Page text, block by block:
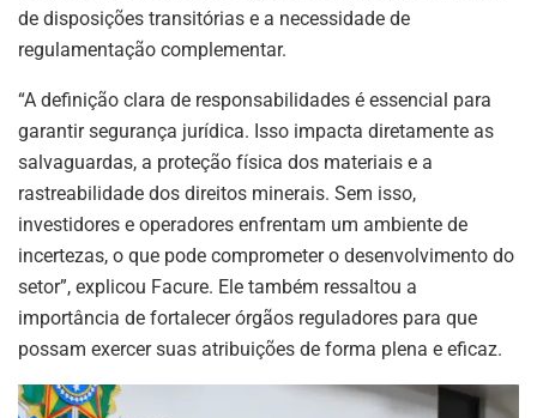
de disposições transitórias e a necessidade de
regulamentação complementar.
“A definição clara de responsabilidades é essencial para
garantir segurança jurídica. Isso impacta diretamente as
salvaguardas, a proteção física dos materiais e a
rastreabilidade dos direitos minerais. Sem isso,
investidores e operadores enfrentam um ambiente de
incertezas, o que pode comprometer o desenvolvimento do
setor”, explicou Facure. Ele também ressaltou a
importância de fortalecer órgãos reguladores para que
possam exercer suas atribuições de forma plena e eficaz.